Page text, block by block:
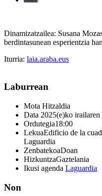
Dinamizatzailea: Susana
berdintasunean esperientzia
Iturria: laia.araba.eus
Laburrean
Mota Hitzaldia
Data 2025(e)ko
Ordutegia18:00
LekuaEdificio de la
Laguardia
ZenbatekoaDoan
HizkuntzaGaztelania
Ikusi agenda Laguardia
Non